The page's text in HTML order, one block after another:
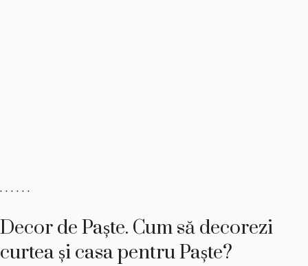
. . . . . .
Decor de Paște. Cum să decorezi
curtea și casa pentru Paște?